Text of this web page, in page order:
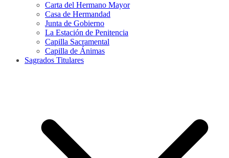
Carta del Hermano Mayor
Casa de Hermandad
Junta de Gobierno
La Estación de Penitencia
Capilla Sacramental
Capilla de Ánimas
Sagrados Titulares